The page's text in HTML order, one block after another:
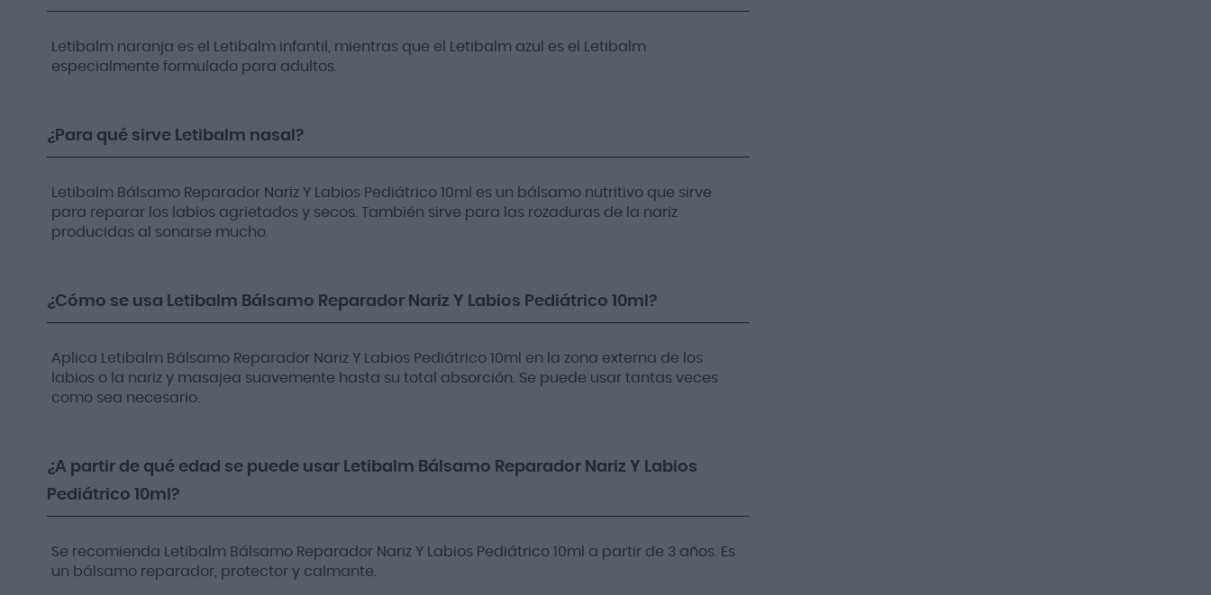
Letibalm naranja es el Letibalm infantil, mientras que el Letibalm azul es el Letibalm
especialmente formulado para adultos.
¿Para qué sirve Letibalm nasal?
Letibalm Bálsamo Reparador Nariz Y Labios Pediátrico 10ml es un bálsamo nutritivo que sirve
para reparar los labios agrietados y secos. También sirve para las rozaduras de la nariz
producidas al sonarse mucho.
¿Cómo se usa Letibalm Bálsamo Reparador Nariz Y Labios Pediátrico 10ml?
Aplica Letibalm Bálsamo Reparador Nariz Y Labios Pediátrico 10ml en la zona externa de los
labios o la nariz y masajea suavemente hasta su total absorción. Se puede usar tantas veces
como sea necesario.
¿A partir de qué edad se puede usar Letibalm Bálsamo Reparador Nariz Y Labios
Pediátrico 10ml?
Se recomienda Letibalm Bálsamo Reparador Nariz Y Labios Pediátrico 10ml a partir de 3 años. Es
un bálsamo reparador, protector y calmante.